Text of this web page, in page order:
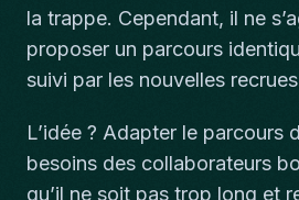
la trappe. Cependant, il ne
proposer un parcours
suivi par les nouvelles
L’idée ? Adapter le parcours
besoins des collaborateurs
qu’il ne soit pas trop long et